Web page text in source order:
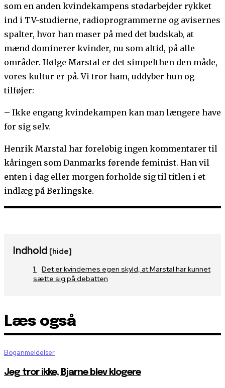
som en anden kvindekampens stødarbejder rykket
ind i TV-studierne, radioprogrammerne og avisernes
spalter, hvor han maser på med det budskab, at
mænd dominerer kvinder, nu som altid, på alle
områder. Ifølge Marstal er det simpelthen den måde,
vores kultur er på. Vi tror ham, uddyber hun og
tilføjer:
– Ikke engang kvindekampen kan man længere have
for sig selv.
Henrik Marstal har foreløbig ingen kommentarer til
kåringen som Danmarks førende feminist. Han vil
enten i dag eller morgen forholde sig til titlen i et
indlæg på Berlingske.
Indhold [hide]
Det er kvindernes egen skyld, at Marstal har kunnet
sætte sig på debatten
Læs også
Boganmeldelser
Jeg tror ikke, Bjarne blev klogere